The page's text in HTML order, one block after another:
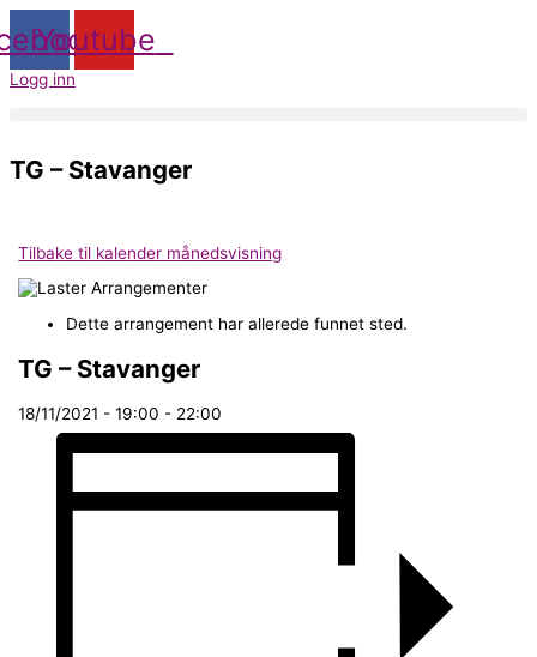
Hopp
rett
til
innholdet
Youtube
Logg inn
TG – Stavanger
Tilbake til kalender månedsvisning
Dette arrangement har allerede funnet sted.
TG – Stavanger
18/11/2021 - 19:00 - 22:00